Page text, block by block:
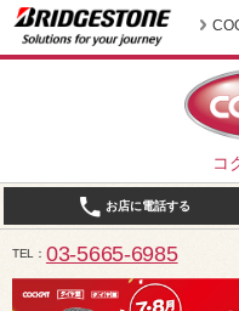
コ
お店に電話する
TEL 03-5665-6985
10:30～19:00（作業受付18:00まで） /